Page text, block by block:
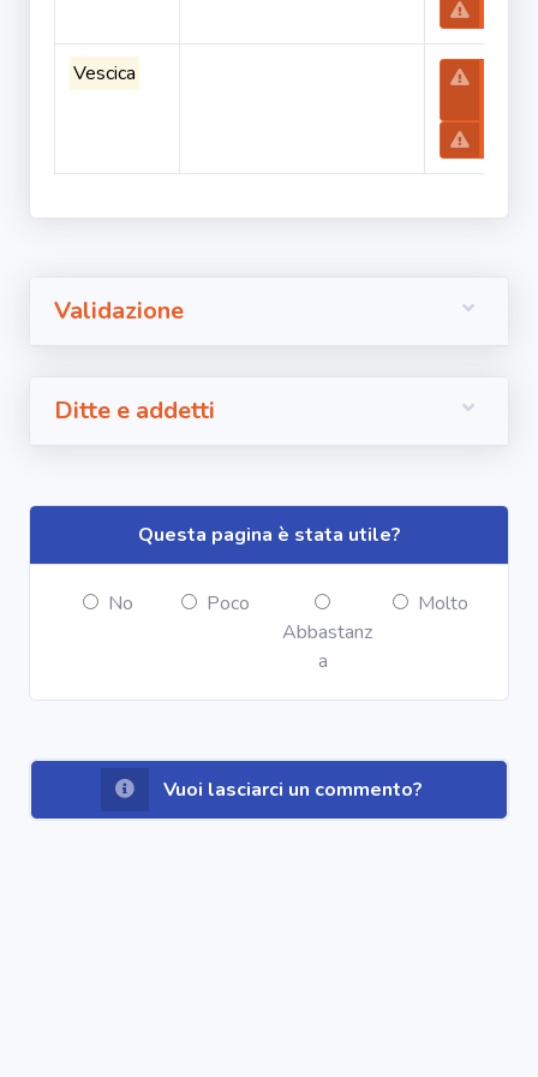
Vescica
Validazione
Ditte e addetti
Questa pagina è stata utile?
No
Poco
Abbastanz
a
Molto
Vuoi lasciarci un commento?